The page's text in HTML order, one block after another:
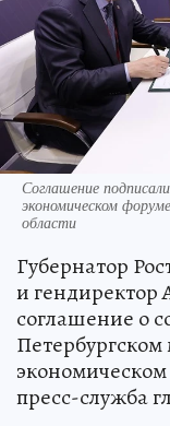
Соглашение
экономическом
области
Губернатор
и гендиректор
соглашение о
пресс-служба